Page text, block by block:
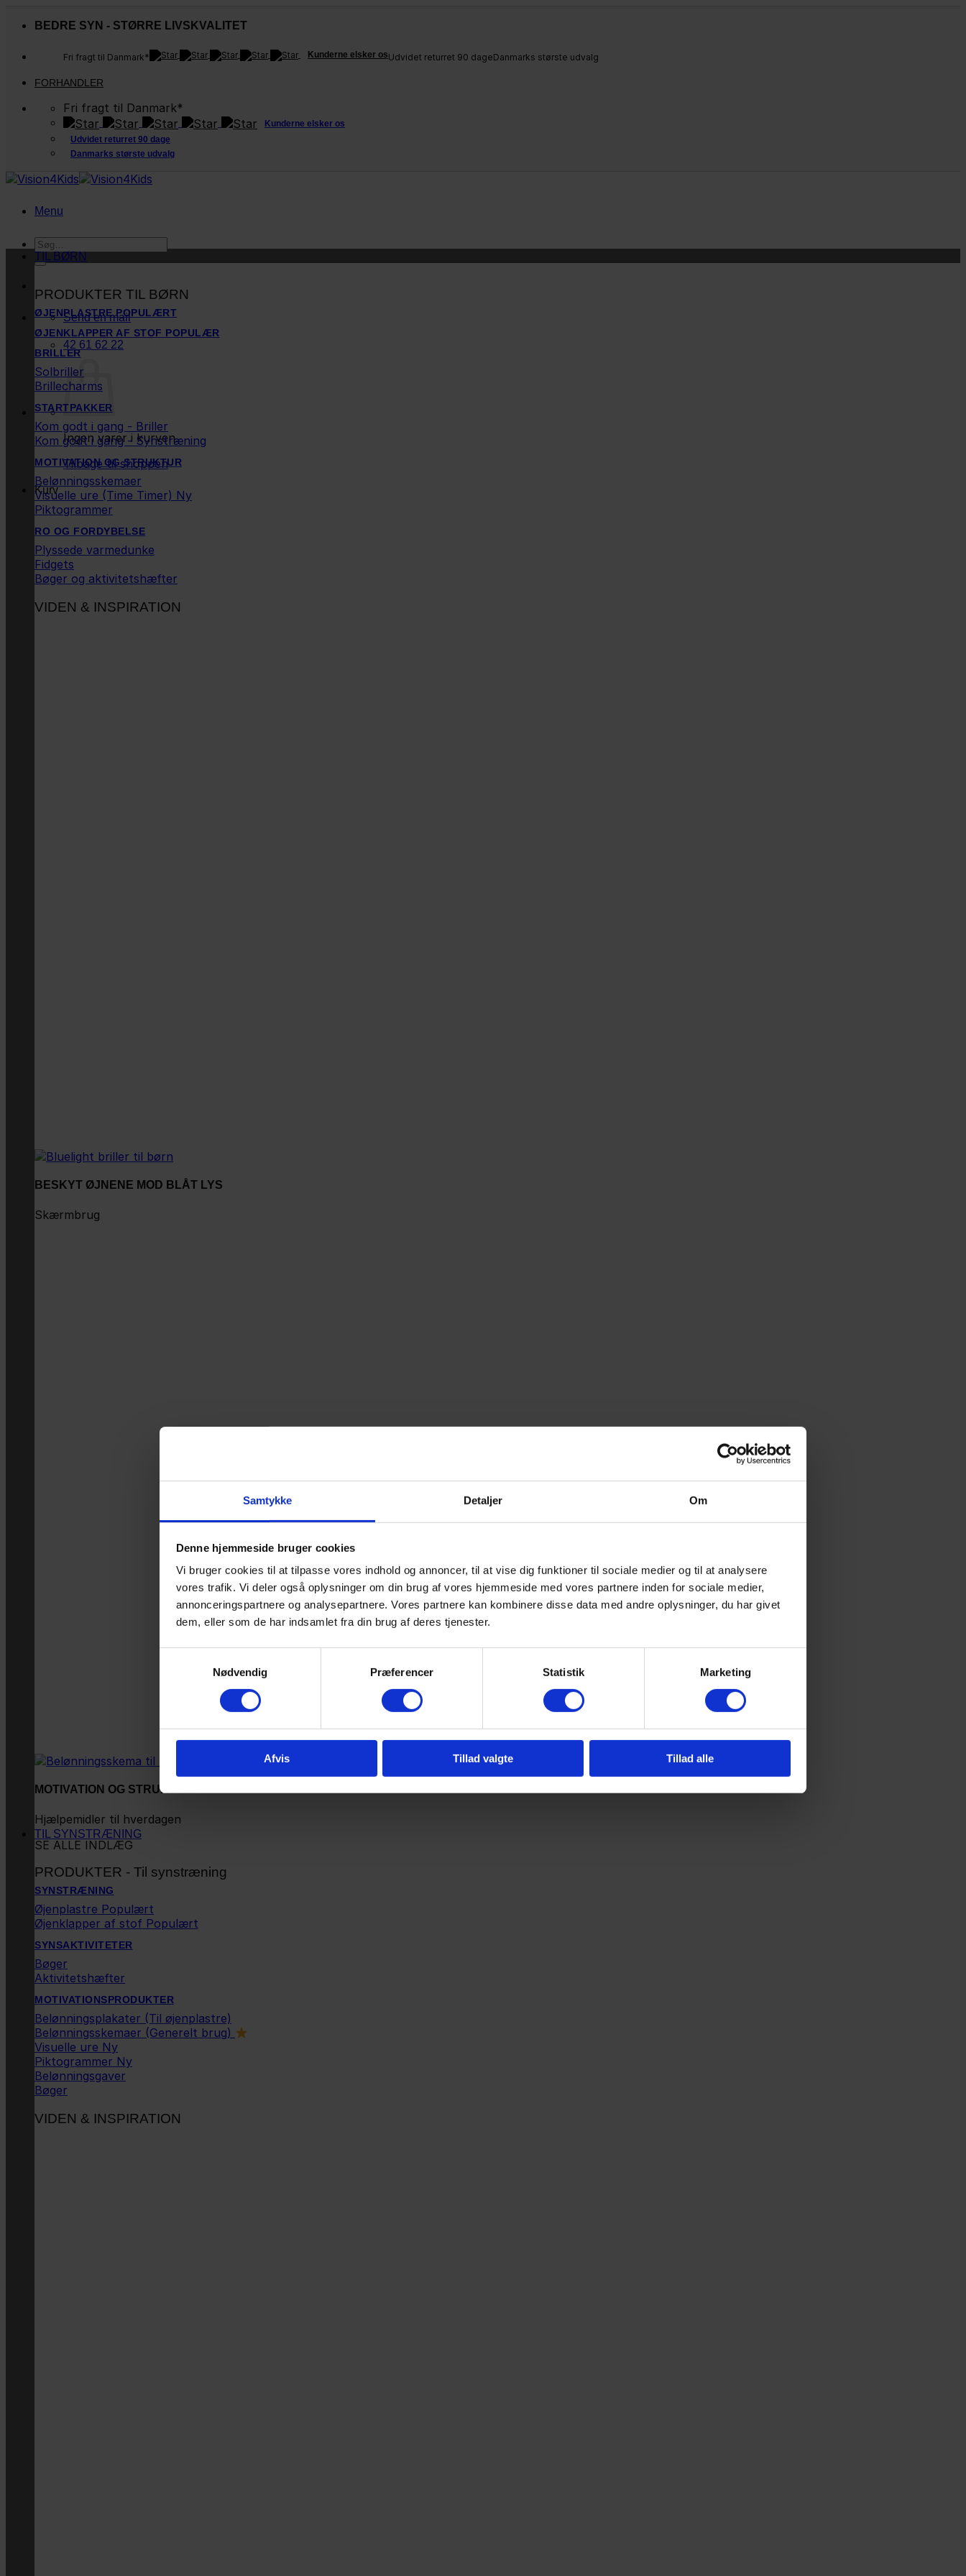
Samtykke Detaljer Om
Denne hjemmeside bruger cookies
Vi bruger cookies til at tilpasse vores indhold og annoncer, til at vise dig funktioner til sociale medier og til at analysere
vores trafik. Vi deler også oplysninger om din brug af vores hjemmeside med vores partnere inden for sociale medier,
annonceringspartnere og analysepartnere. Vores partnere kan kombinere disse data med andre oplysninger, du har givet
dem, eller som de har indsamlet fra din brug af deres tjenester.
Nødvendig
Præferencer Statistik Marketing
Afvis Tillad valgte Tillad alle
BEDRE SYN - STØRRE LIVSKVALITET
Fri fragt til Danmark* Kunderne elsker osUdvidet returret 90 dageDanmarks største udvalg
FORHANDLER
Fri fragt til Danmark*
Kunderne elsker os
Udvidet returret 90 dage
Danmarks største udvalg
Menu
Søg
efter:
Send en mail
42 61 62 22
Ingen varer i kurven.
Tilbage til shoppen
Kurv
TIL BØRN
PRODUKTER TIL BØRN
ØJENPLASTRE
ØJENKLAPPER AF STOF
BRILLER
Solbriller
Brillecharms
STARTPAKKER
Kom godt i gang - Briller
Kom godt i gang - Synstræning
MOTIVATION OG STRUKTUR
Belønningsskemaer
Visuelle ure (Time Timer)
Piktogrammer
RO OG FORDYBELSE
Plyssede varmedunke
Fidgets
Bøger og aktivitetshæfter
VIDEN & INSPIRATION
BESKYT ØJNENE MOD BLÅT LYS
Skærmbrug
MOTIVATION OG STRUKTUR
Hjælpemidler til hverdagen
SE ALLE INDLÆG
TIL SYNSTRÆNING
PRODUKTER - Til synstræning
SYNSTRÆNING
Øjenplastre
Øjenklapper af stof
SYNSAKTIVITETER
Bøger
Aktivitetshæfter
MOTIVATIONSPRODUKTER
Belønningsplakater (Til øjenplastre)
Belønningsskemaer (Generelt brug)
Visuelle ure
Piktogrammer
Belønningsgaver
Bøger
VIDEN & INSPIRATION